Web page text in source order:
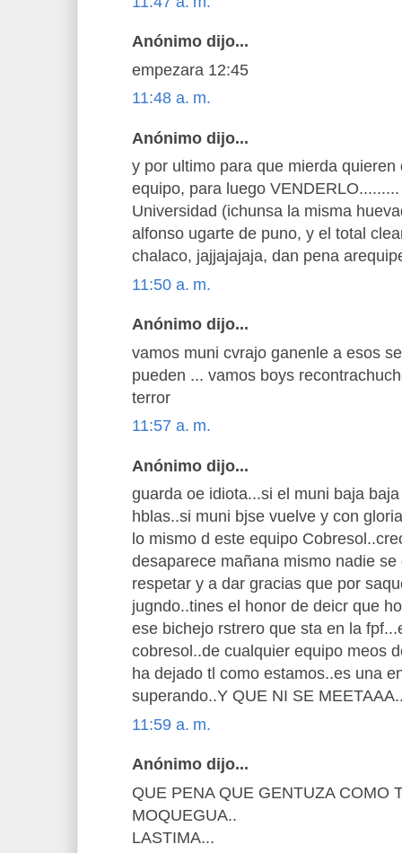
Anónimo dijo...
empezara 12:45
11:48 a. m.
Anónimo dijo...
y por ultimo para que mierda
equipo, para luego
Universidad (ichunsa la misma
alfonso ugarte de puno, y el total
chalaco, jajjajajaja, dan pena
11:50 a. m.
Anónimo dijo...
vamos muni cvrajo ganenle a esos
pueden ... vamos boys
terror
11:57 a. m.
Anónimo dijo...
guarda oe idiota...si el muni baja
hblas..si muni bjse vuelve y con
lo mismo d este equipo
desaparece mañana mismo nadie
respetar y a dar gracias que por
jugndo..tines el honor de deicr que
ese bichejo rstrero que sta en la
cobresol..de cualquier equipo meos
ha dejado tl como estamos..es una
superando..Y QUE NI SE
11:59 a. m.
Anónimo dijo...
QUE PENA QUE GENTUZA COMO
MOQUEGUA..
LASTIMA...